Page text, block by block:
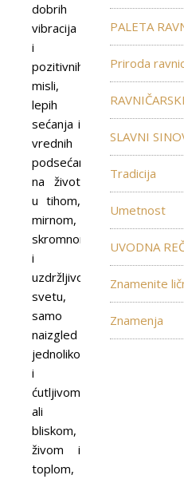
dobrih
vibracija
i
pozitivnih
misli,
lepih
sećanja i
vrednih
podsećanja
na život
u tihom,
mirnom,
skromnom
i
uzdržljivom
svetu,
samo
naizgled
jednolikom
i
ćutljivom,
ali
bliskom,
živom i
toplom,
PALETA
Priroda
SLAVNI
Tradicija
Umetnost
UVODNA
Znamenite
Znamenja